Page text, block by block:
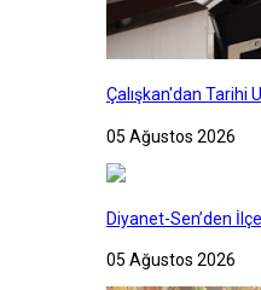
Çalışkan'dan Tarihi
05 Ağustos 2026
Diyanet-Sen’den
05 Ağustos 2026